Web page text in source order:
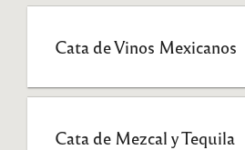
Cata de Vinos Mexicanos
Cata de Mezcal y Tequila